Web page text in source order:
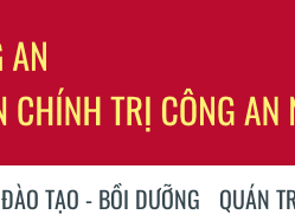
ĐÀO TẠO - BỒI DƯỠNG QUÁN